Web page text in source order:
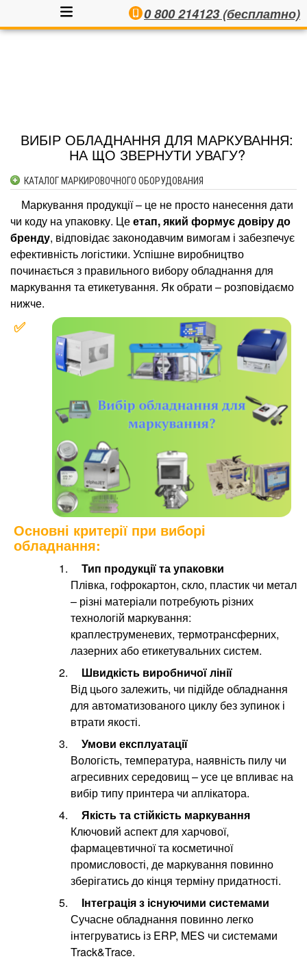
0 800 214123 (бесплатно)
ВИБІР ОБЛАДНАННЯ ДЛЯ МАРКУВАННЯ:
НА ЩО ЗВЕРНУТИ УВАГУ?
КАТАЛОГ МАРКИРОВОЧНОГО ОБОРУДОВАНИЯ
КАПЛЕСТРУЙНЫЕ МАРКИРАТОРЫ
АППЛИКАТОРЫ ЭТИКЕТОК АВТОМАТИЧЕСКИЕ
АППЛИКАТОРЫ ЭТИКЕТОК ПОЛУАВТОМАТИЧЕСКИЕ
ПРИНТЕРЫ-АППЛИКАТОРЫ САМОКЛЕЮЩИХСЯ ЭТИКЕТОК
ЛАЗЕРНЫЕ МАРКИРАТОРЫ
КОНТАКТЫ
ТЕРМОСТРУЙНЫЕ МАРКИРОВЩИКИ
ЕТИКЕТУВАЛЬНІ СИСТЕМИ
МЕТАЛОДЕТЕКТОРИ ПРОМИСЛОВІ
ЧЕКВЕЙЕРЫ И ВЕСОЭТИКЕТИРОВЩИКИ
X-RAY КОНТРОЛЬ
Маркування продукції – це не просто нанесення дати
чи коду на упаковку. Цеетап, який формує довіру до
бренду, відповідає законодавчим вимогам і забезпечує
ефективність логістики. Успішне виробництво
починається з правильного вибору обладнання для
маркування та етикетування. Як обрати – розповідаємо
нижче.
✅
Основні критерії при виборі
обладнання:
Тип продукції та упаковки
Плівка, гофрокартон, скло, пластик чи метал
– різні матеріали потребують різних
технологій маркування:
краплеструменевих, термотрансферних,
лазерних або етикетувальних систем.
Швидкість виробничої лінії
Від цього залежить, чи підійде обладнання
для автоматизованого циклу без зупинок і
втрати якості.
Умови експлуатації
Вологість, температура, наявність пилу чи
агресивних середовищ – усе це впливає на
вибір типу принтера чи аплікатора.
Якість та стійкість маркування
Ключовий аспект для харчової,
фармацевтичної та косметичної
промисловості, де маркування повинно
зберігатись до кінця терміну придатності.
Інтеграція з існуючими системами
Сучасне обладнання повинно легко
інтегруватись із ERP, MES чи системами
Track&Trace.